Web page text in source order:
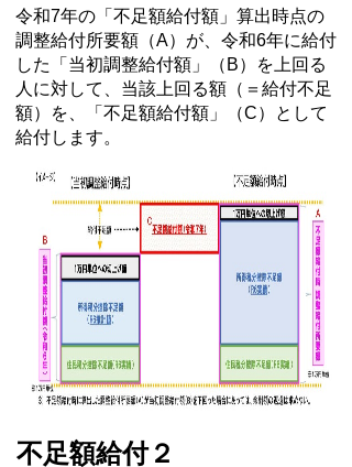
令和7年の「不足額給付額」算出時点の
調整給付所要額（A）が、令和6年に給付
した「当初調整給付額」（B）を上回る
人に対して、当該上回る額（＝給付不足
額）を、「不足額給付額」（C）として
給付します。
不足額給付２